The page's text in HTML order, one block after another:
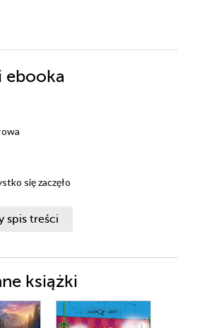
ebooka
się zaczęło
Z TRZECH DUCHÓW
Z DUCHÓW
spis treści
książki